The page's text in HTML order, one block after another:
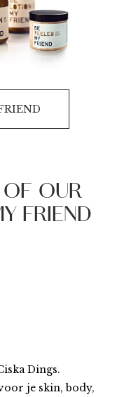
OF OUR
FRIEND
Dings.
je skin, body,